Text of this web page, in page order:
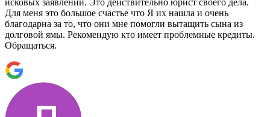
исковых заявлений. Это действительно юрист своего дела.
Для меня это большое счастье что Я их нашла и очень
благодарна за то, что они мне помогли вытащить сына из
долговой ямы. Рекомендую кто имеет проблемные кредиты.
Обращаться.